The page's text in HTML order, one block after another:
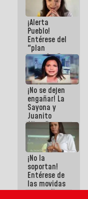
Viceministerio
de Energía
Eléctrica y
CORPOELEC
¡Alerta
Pueblo!
Entérese del
"plan
enjambre"
de La Sayo
para
sabotear el
diálogo y
promover el
caos
¡No se dejen
engañar! La
Sayona y
Juanito
Alimaña son
harina del
mismo
costal
¡No la
soportan!
Entérese de
las movidas
que realizan